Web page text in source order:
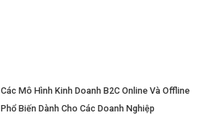
Các Mô Hình Kinh Doanh B2C Online Và Offline
Phổ Biến Dành Cho Các Doanh Nghiệp